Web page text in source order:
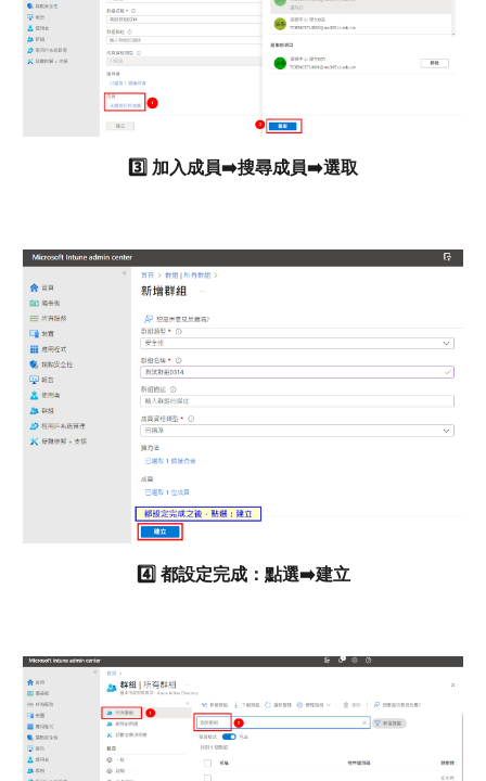
3️⃣ 加入成員➡️搜尋成員➡️選取
4️⃣ 都設定完成：點選➡️建立